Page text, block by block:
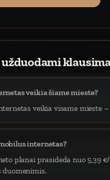
veikia šiame mieste?
veikia visame
internetas?
planai prasideda nuo 5,39 €/
duomenimis.